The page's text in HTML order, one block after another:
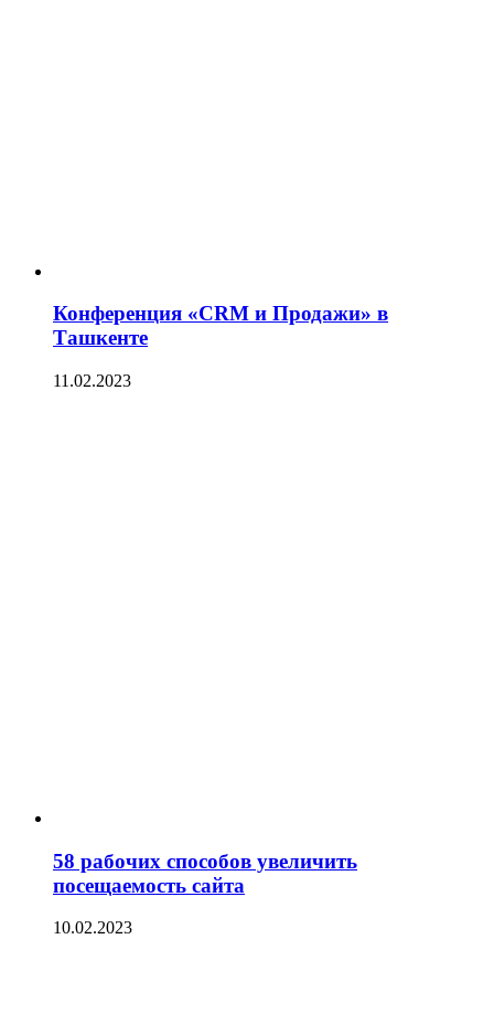
Конференция «CRM и Продажи» в
Ташкенте
11.02.2023
58 рабочих способов увеличить
посещаемость сайта
10.02.2023